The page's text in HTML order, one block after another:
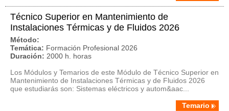
Técnico Superior en Mantenimiento de
Instalaciones Térmicas y de Fluidos 2026
Método:
Temática: Formación Profesional 2026
Duración: 2000 h. horas
Los Módulos y Temarios de este Módulo de Técnico Superior en
Mantenimiento de Instalaciones Térmicas y de Fluidos 2026
que estudiarás son: Sistemas eléctricos y autom&aac...
Temario